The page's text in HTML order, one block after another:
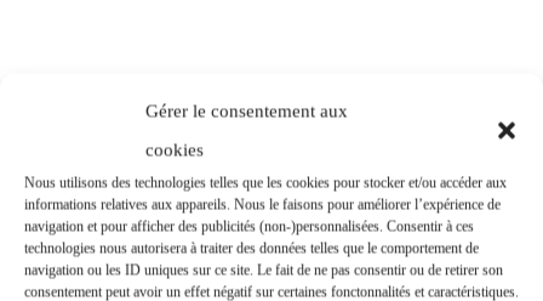
Gérer le consentement aux
cookies
Nous utilisons des technologies telles que les cookies pour stocker et/ou accéder aux
informations relatives aux appareils. Nous le faisons pour améliorer l’expérience de
navigation et pour afficher des publicités (non-)personnalisées. Consentir à ces
technologies nous autorisera à traiter des données telles que le comportement de
navigation ou les ID uniques sur ce site. Le fait de ne pas consentir ou de retirer son
consentement peut avoir un effet négatif sur certaines fonctonnalités et caractéristiques.
La vue panoramique du sommet est une des
plus spectaculaires des Alpes du Nord.
A l’Est, de gauche à droite
le Parmelan,